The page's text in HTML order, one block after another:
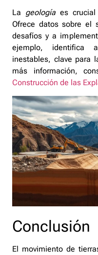
La geologíaes crucial
Ofrece datos sobre el
desafíos y a
ejemplo, identifica
inestables, clave para
más información,
Construcción de las
Conclusión
El movimiento de